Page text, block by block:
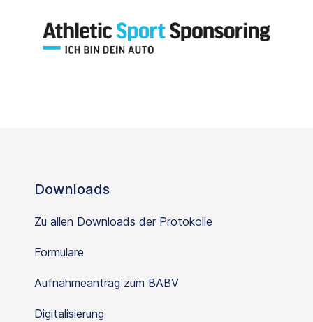
Downloads
Zu allen Downloads der Protokolle
Formulare
Aufnahmeantrag zum BABV
Digitalisierung